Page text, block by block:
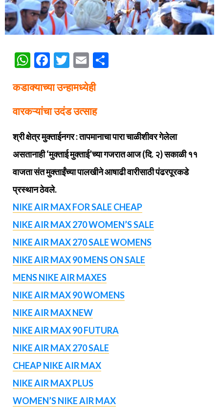
WhatsApp
Facebook
Twitter
Email
कडाक्‍याच्या उन्हामध्येही
वारकऱ्यांचा उदंड उत्साह
श्री क्षेत्र मुक्‍ताईनगर : तापमानाचा पारा चाळीशीवर गेलेला
असतानाही ‘मुक्ताई मुक्ताई’च्या गजरात आज (दि. २) सकाळी ११
वाजता संत मुक्ताईंच्या पालखीने आषाढी वारीसाठी पंढरपूरकडे
प्रस्थान ठेवले.
NIKE AIR MAX FOR SALE CHEAP
NIKE AIR MAX 270 WOMEN’S SALE
NIKE AIR MAX 270 SALE WOMENS
NIKE AIR MAX 90 MENS ON SALE
MENS NIKE AIR MAXES
NIKE AIR MAX 90 WOMENS
NIKE AIR MAX NEW
NIKE AIR MAX 90 FUTURA
NIKE AIR MAX 270 SALE
CHEAP NIKE AIR MAX
NIKE AIR MAX PLUS
WOMEN’S NIKE AIR MAX